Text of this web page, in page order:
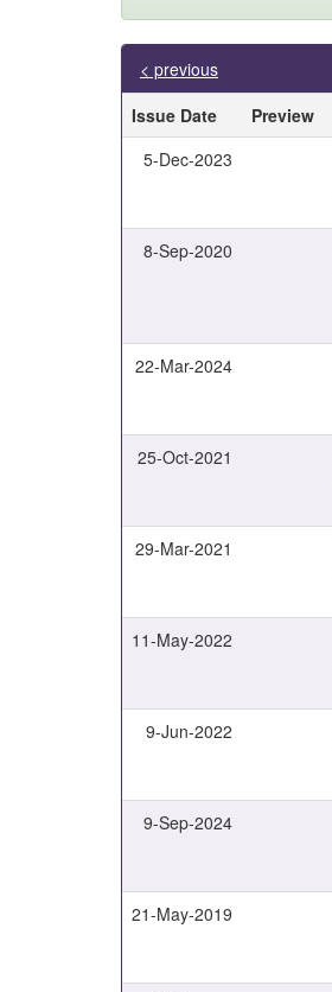
< previous
Issue Date
Preview
5-Dec-2023
8-Sep-2020
22-Mar-2024
25-Oct-2021
29-Mar-2021
11-May-2022
9-Jun-2022
9-Sep-2024
21-May-2019